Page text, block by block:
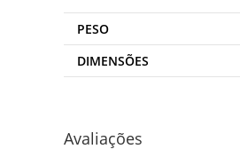
PESO
DIMENSÕES
Avaliações